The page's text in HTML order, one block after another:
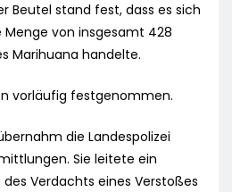
Beutel stand fest, dass es sich
von insgesamt 428
Marihuana handelte.
vorläufig festgenommen.
die Landespolizei
Sie leitete ein
Verdachts eines Verstoßes